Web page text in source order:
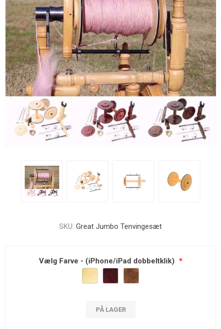
SKU: Great Jumbo Tenvingesæt
Vælg Farve - (iPhone/iPad dobbeltklik) *
PÅ LAGER